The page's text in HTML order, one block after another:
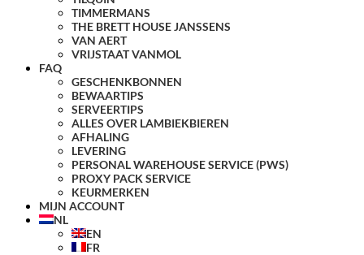
TIMMERMANS
THE BRETT HOUSE JANSSENS
VAN AERT
VRIJSTAAT VANMOL
FAQ
GESCHENKBONNEN
BEWAARTIPS
SERVEERTIPS
ALLES OVER LAMBIEKBIEREN
AFHALING
LEVERING
PERSONAL WAREHOUSE SERVICE (PWS)
PROXY PACK SERVICE
KEURMERKEN
MIJN ACCOUNT
NL
EN
FR